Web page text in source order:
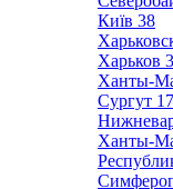
Київ 38
Харьков
Ханты-
Сургут 17
Ханты-